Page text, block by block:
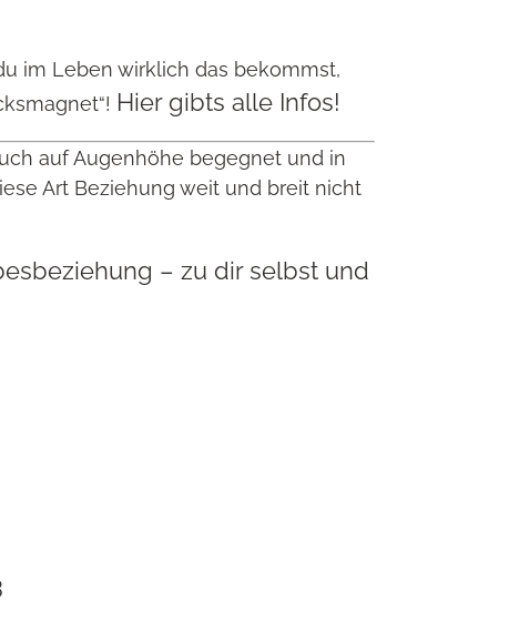
im Leben wirklich das bekommst,
Hier gibts alle Infos!
auf Augenhöhe begegnet und in
Art Beziehung weit und breit nicht
– zu dir selbst und